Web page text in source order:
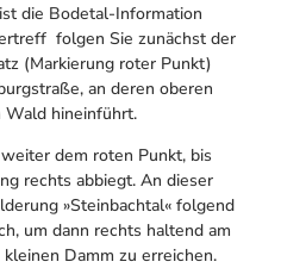
die Bodetal-Information
folgen Sie zunächst der
(Markierung roter Punkt)
an deren oberen
Wald hineinführt.
dem roten Punkt, bis
rechts abbiegt. An dieser
»Steinbachtal« folgend
um dann rechts haltend am
Damm zu erreichen.